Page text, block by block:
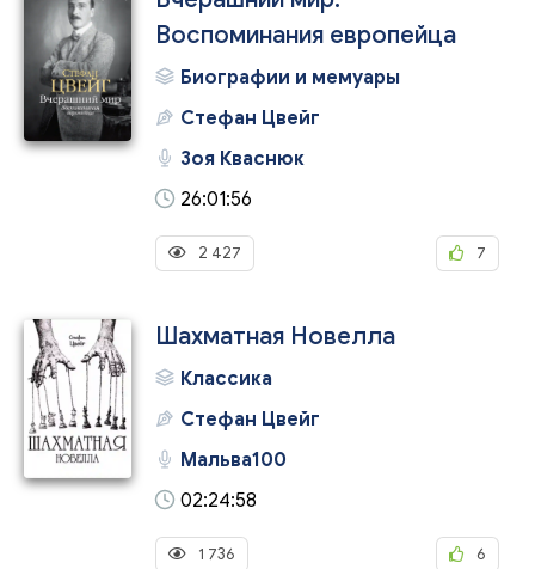
Воспоминания европейца
Биографии и мемуары
Стефан Цвейг
Зоя Кваснюк
26:01:56
2 427 7
Шахматная Новелла
Классика
Стефан Цвейг
Мальва100
02:24:58
1 736 6